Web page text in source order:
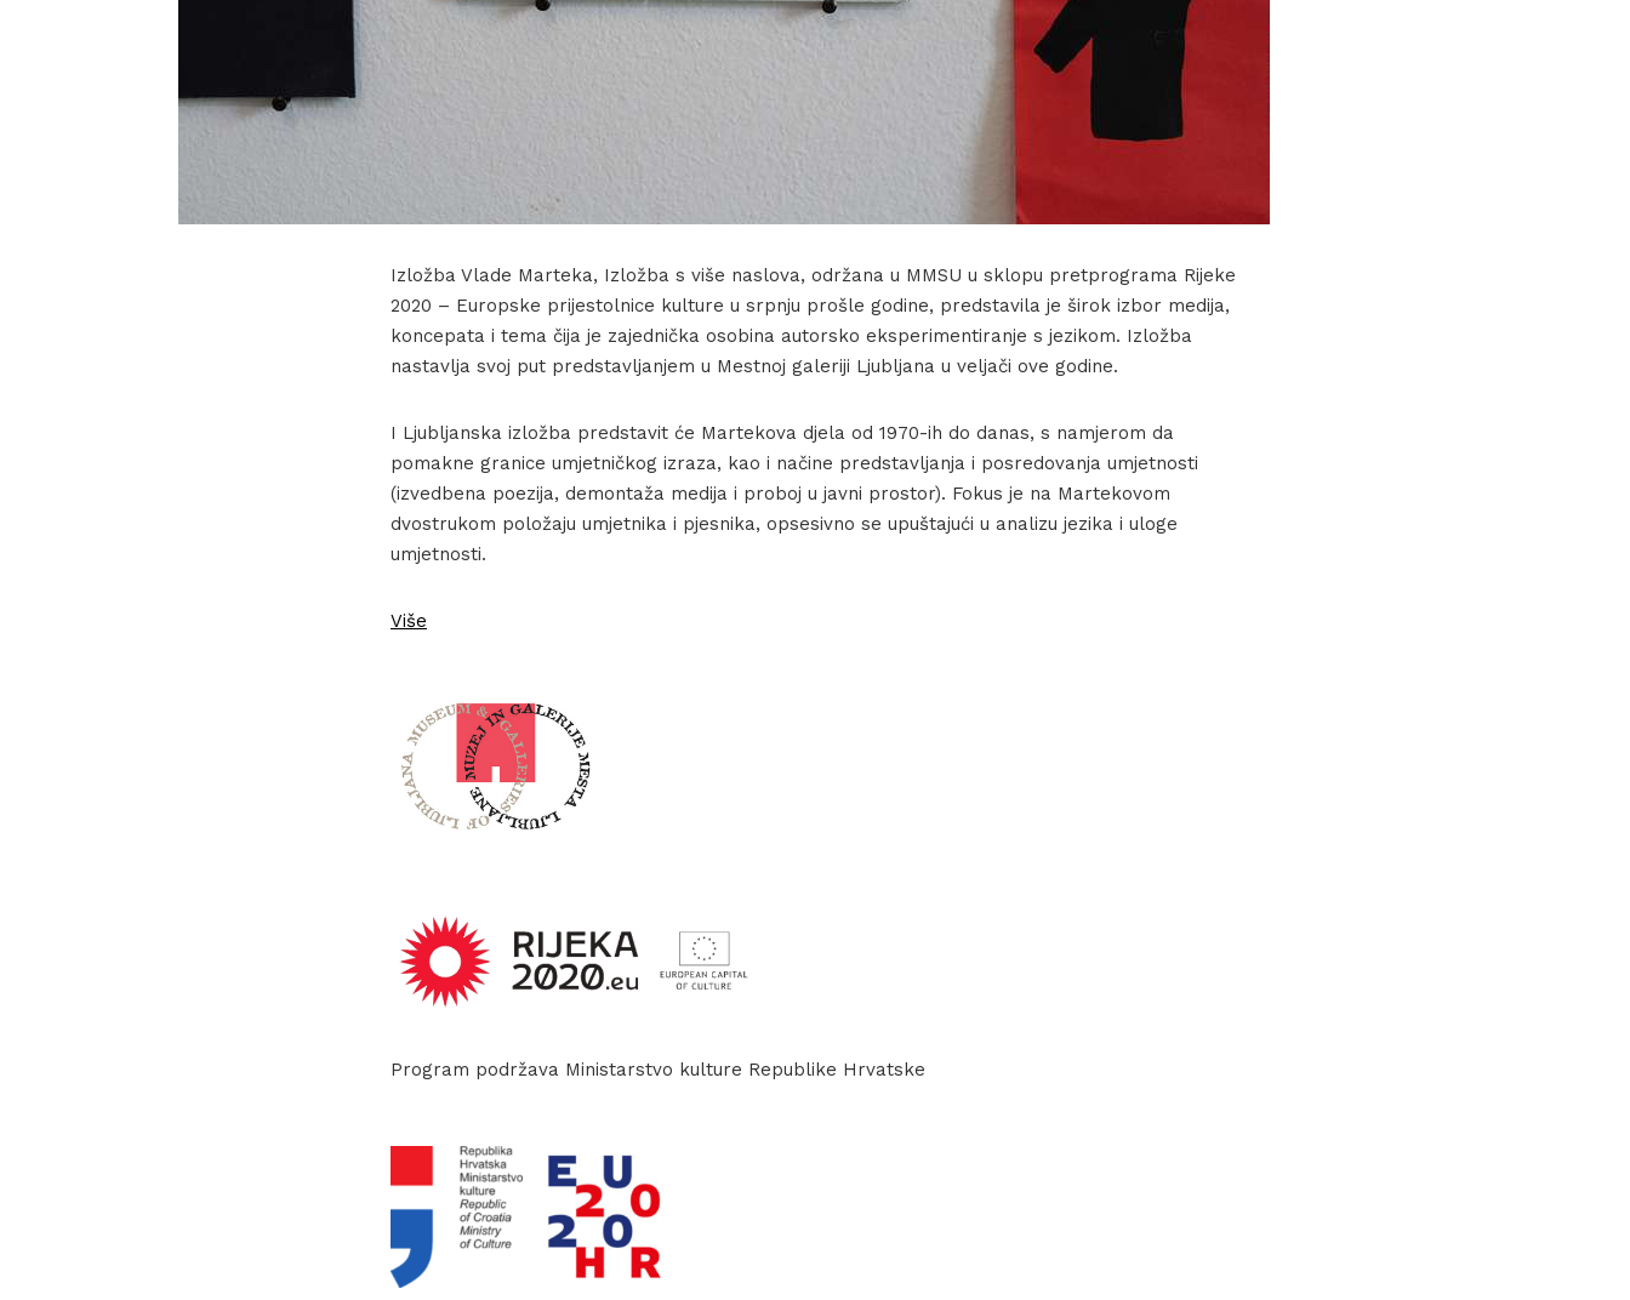
Izložba Vlade Marteka, Izložba s više naslova, održana u MMSU u sklopu pretprograma Rijeke
2020 – Europske prijestolnice kulture u srpnju prošle godine, predstavila je širok izbor medija,
koncepata i tema čija je zajednička osobina autorsko eksperimentiranje s jezikom. Izložba
nastavlja svoj put predstavljanjem u Mestnoj galeriji Ljubljana u veljači ove godine.
I Ljubljanska izložba predstavit će Martekova djela od 1970-ih do danas, s namjerom da
pomakne granice umjetničkog izraza, kao i načine predstavljanja i posredovanja umjetnosti
(izvedbena poezija, demontaža medija i proboj u javni prostor). Fokus je na Martekovom
dvostrukom položaju umjetnika i pjesnika, opsesivno se upuštajući u analizu jezika i uloge
umjetnosti.
Više
Program podržava Ministarstvo kulture Republike Hrvatske